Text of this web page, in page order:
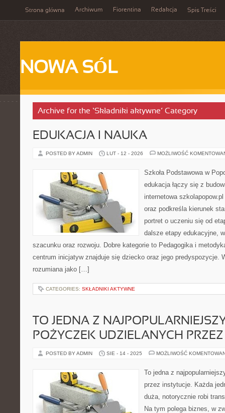
Strona główna Archiwum Fiorentina Redakcja Spis Treści
NOWA SÓL
Archive for the ‘Składniki aktywne’ Category
EDUKACJA I NAUKA
POSTED BY ADMIN LUT - 12 - 2026 MOŻLIWOŚĆ
Szkoła Podstawowa w
edukacja łączy się z
internetowa
oraz podkreśla kierunek
portret o uczeniu się od
dalsze etapy edukacyjne,
szacunku oraz rozwoju. Dobre kategorie to Pedagogika i
centrum inicjatyw znajduje się dziecko oraz jego predyspozycje.
rozumiana jako […]
CATEGORIES: SKŁADNIKI AKTYWNE
TO JEDNA Z
POŻYCZEK UDZIELANYCH PRZEZ
POSTED BY ADMIN SIE - 14 - 2025 MOŻLIWOŚĆ
To jedna z
przez instytucje. Każda
duża, notorycznie robi
Na tym polega biznes, w